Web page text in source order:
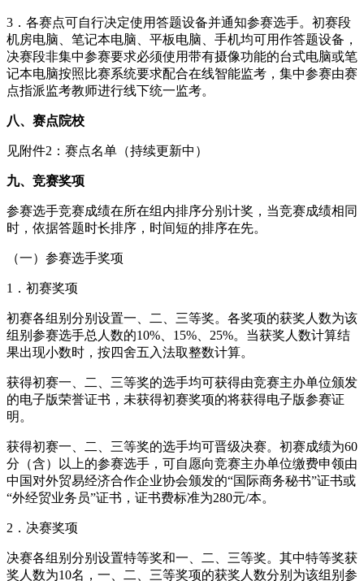
3．各赛点可自行决定使用答题设备并通知参赛选手。初赛段
机房电脑、笔记本电脑、平板电脑、手机均可用作答题设备，
决赛段非集中参赛要求必须使用带有摄像功能的台式电脑或笔
记本电脑按照比赛系统要求配合在线智能监考，集中参赛由赛
点指派监考教师进行线下统一监考。
八、赛点院校
见附件2：赛点名单（持续更新中）
九、竞赛奖项
参赛选手竞赛成绩在所在组内排序分别计奖，当竞赛成绩相同
时，依据答题时长排序，时间短的排序在先。
（一）参赛选手奖项
1．初赛奖项
初赛各组别分别设置一、二、三等奖。各奖项的获奖人数为该
组别参赛选手总人数的10%、15%、25%。当获奖人数计算结
果出现小数时，按四舍五入法取整数计算。
获得初赛一、二、三等奖的选手均可获得由竞赛主办单位颁发
的电子版荣誉证书，未获得初赛奖项的将获得电子版参赛证
明。
获得初赛一、二、三等奖的选手均可晋级决赛。初赛成绩为60
分（含）以上的参赛选手，可自愿向竞赛主办单位缴费申领由
中国对外贸易经济合作企业协会颁发的“国际商务秘书”证书或
“外经贸业务员”证书，证书费标准为280元/本。
2．决赛奖项
决赛各组别分别设置特等奖和一、二、三等奖。其中特等奖获
奖人数为10名，一、二、三等奖项的获奖人数分别为该组别参